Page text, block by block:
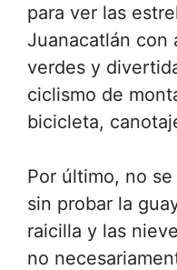
para ver las
Juanacatlán con
verdes y
ciclismo de
bicicleta,
Por último, no
sin probar la
raicilla y las
no